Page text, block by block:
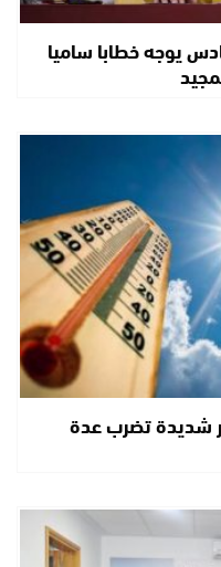
يوجه خطابا ساميا
شديدة تضرب عدة